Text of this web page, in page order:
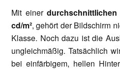
Mit einer durchschnittlichen
cd/m², gehört der Bildschirm
Klasse. Noch dazu ist die
ungleichmäßig. Tatsächlich
bei einfärbigem, hellen